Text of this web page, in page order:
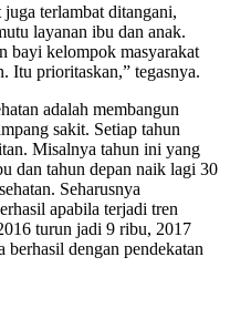
terlambat ditangani,
layanan ibu dan anak.
bayi kelompok masyarakat
Itu prioritaskan,” tegasnya.
adalah membangun
sakit. Setiap tahun
Misalnya tahun ini yang
dan tahun depan naik lagi 30
Seharusnya
apabila terjadi tren
turun jadi 9 ribu, 2017
dengan pendekatan